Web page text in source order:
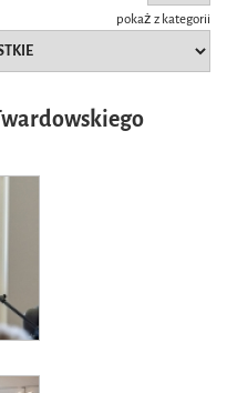
pokaż z kategorii